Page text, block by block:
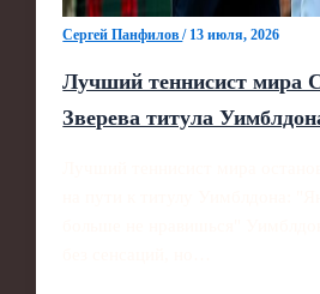
Сергей Панфилов/ 13 июля, 2026
Лучший теннисист мира
Зверева титула